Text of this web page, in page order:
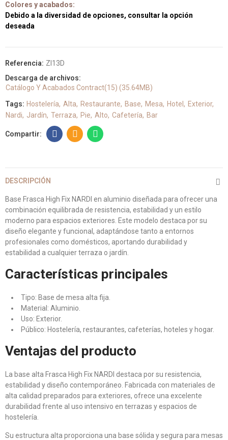
Colores y acabados:
Debido a la diversidad de opciones, consultar la opción
deseada
Referencia: ZI13D
Descarga de archivos:
Catálogo Y Acabados Contract(15) (35.64MB)
Tags: Hostelería Alta Restaurante Base Mesa Hotel
Exterior
Nardi
Jardín Terraza Pie Alto Cafetería Bar
DESCRIPCIÓN
Base Frasca High Fix NARDI en aluminio diseñada para ofrecer una
combinación equilibrada de resistencia, estabilidad y un estilo
moderno para espacios exteriores. Este modelo destaca por su
diseño elegante y funcional, adaptándose tanto a entornos
profesionales como domésticos, aportando durabilidad y
estabilidad a cualquier terraza o jardín.
Características principales
Tipo: Base de mesa alta fija.
Material: Aluminio.
Uso: Exterior.
Público: Hostelería, restaurantes, cafeterías, hoteles y hogar.
Ventajas del producto
La base alta Frasca High Fix NARDI destaca por su resistencia,
estabilidad y diseño contemporáneo. Fabricada con materiales de
alta calidad preparados para exteriores, ofrece una excelente
durabilidad frente al uso intensivo en terrazas y espacios de
hostelería.
Su estructura alta proporciona una base sólida y segura para mesas